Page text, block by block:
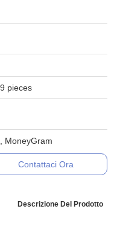
pieces
MoneyGram
Contattaci Ora
Descrizione Del Prodotto